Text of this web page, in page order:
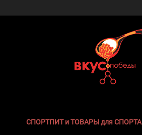
СПОРТПИТ и ТОВАРЫ для СПОРТА